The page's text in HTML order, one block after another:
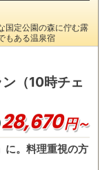
国定公園の森に佇む露
もある温泉宿
ン（10時チェ
28,670円～
に。料理重視の方